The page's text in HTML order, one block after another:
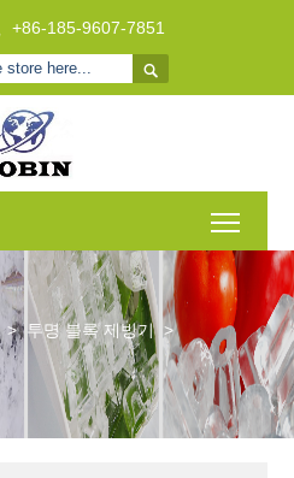
+86-185-9607-7851

> 투명 블록 제빙기 >